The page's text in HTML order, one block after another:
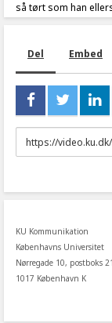
så tørt som han
Del Embed
URL
to
KU Kommunikation
Københavns Universitet
Nørregade 10, postboks
1017 København K